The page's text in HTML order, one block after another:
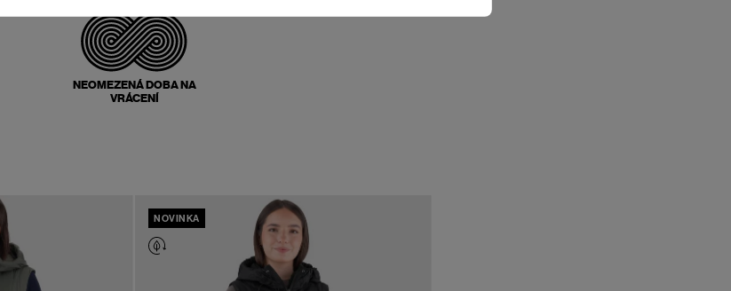
NEOMEZENÁ DOBA NA
VRÁCENÍ
NOVINKA